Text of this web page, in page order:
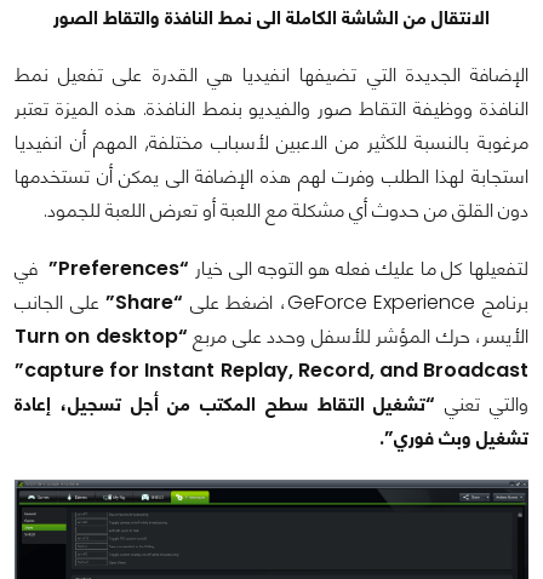
الانتقال من الشاشة الكاملة الى نمط النافذة والتقاط الصور
الإضافة الجديدة التي تضيفها انفيديا هي القدرة على تفعيل نمط
النافذة ووظيفة التقاط صور والفيديو بنمط النافذة. هذه الميزة تعتبر
مرغوبة بالنسبة للكثير من الاعبين لأسباب مختلفة, المهم أن انفيديا
استجابة لهذا الطلب وفرت لهم هذه الإضافة الى يمكن أن تستخدمها
دون القلق من حدوث أي مشكلة مع اللعبة أو تعرض اللعبة للجمود.
لتفعيلها كل ما عليك فعله هو التوجه الى خيار “Preferences”
في
برنامج GeForce Experience، اضغط على
“Share”
على الجانب
الأيسر، حرك المؤشر للأسفل وحدد على مربع “Turn on desktop
capture for Instant Replay, Record, and Broadcast”
والتي تعني “تشغيل التقاط سطح المكتب من أجل تسجيل، إعادة
تشغيل وبث فوري”.